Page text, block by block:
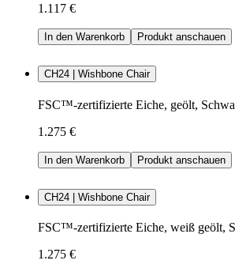
1.117 €
In den Warenkorb Produkt anschauen
CH24 | Wishbone Chair
FSC™-zertifizierte Eiche, geölt,
1.275 €
In den Warenkorb Produkt anschauen
CH24 | Wishbone Chair
FSC™-zertifizierte Eiche, weiß geölt,
1.275 €